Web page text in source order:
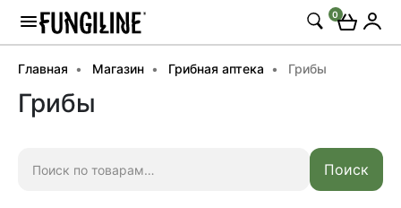
0
Главная Магазин Грибная аптека Грибы
Грибы
Поиск